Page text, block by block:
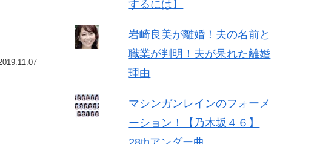
するには】
岩崎良美が離婚！夫の名前と
職業が判明！夫が呆れた離婚
理由
マシンガンレインのフォーメ
ーション！【乃木坂４６】